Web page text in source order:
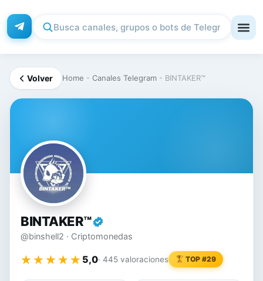
Volver Home - Canales Telegram - BINTAKER™
BI
BINTAKER™
@binshell2 · Criptomonedas
★★★★★
★★★★★ 5,0· 445 valoraciones TOP #29